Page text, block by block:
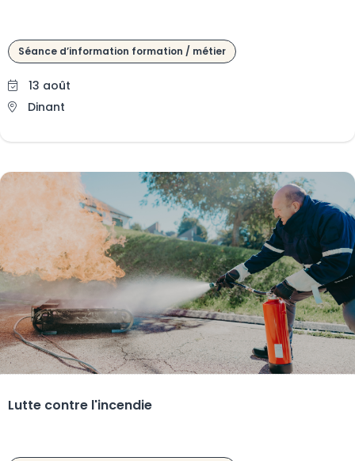
Séance d’information formation / métier
13 août
Dinant
Lutte contre l'incendie